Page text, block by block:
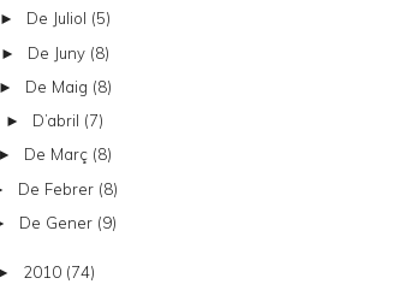
► De Juliol (5)
► De Juny (8)
► De Maig (8)
► D’abril (7)
► De Març (8)
De Febrer (8)
De Gener (9)
2010 (74)